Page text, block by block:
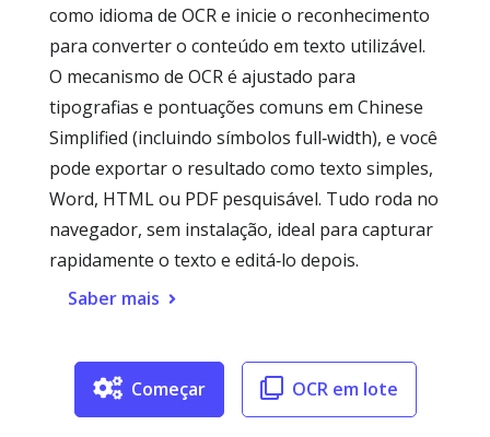
como idioma de OCR e inicie o reconhecimento
para converter o conteúdo em texto utilizável.
O mecanismo de OCR é ajustado para
tipografias e pontuações comuns em Chinese
Simplified (incluindo símbolos full‑width), e você
pode exportar o resultado como texto simples,
Word, HTML ou PDF pesquisável. Tudo roda no
navegador, sem instalação, ideal para capturar
rapidamente o texto e editá‑lo depois.
Saber mais
Começar OCR em lote